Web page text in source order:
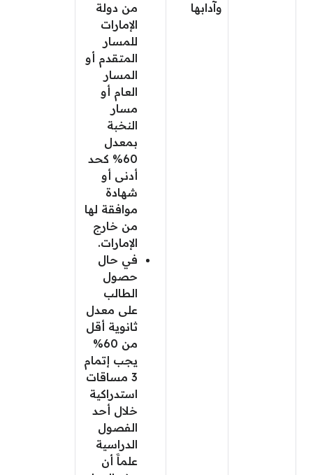
وآدابها
من دولة
الإمارات
للمسار
المتقدم أو
المسار
العام أو
مسار
النخبة
بمعدل
60% كحد
أدنى أو
شهادة
موافقة لها
من خارج
الإمارات.
في حال
حصول
الطالب
على معدل
ثانوية أقل
من 60%
يجب إتمام
3 مساقات
استدراكية
خلال أحد
الفصول
الدراسية
علماََ أن